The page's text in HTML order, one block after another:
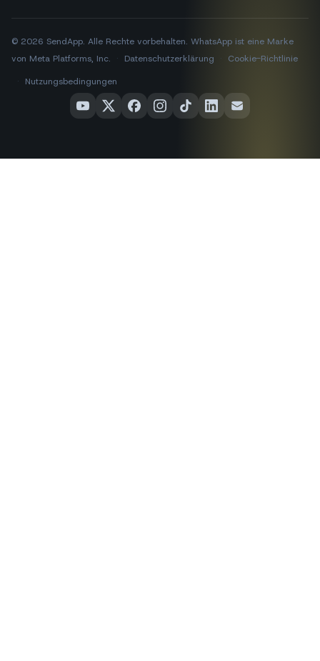
© 2026 SendApp. Alle Rechte vorbehalten. WhatsApp ist eine Marke
von Meta Platforms, Inc.
· Datenschutzerklärung ·
Cookie-Richtlinie
·
Nutzungsbedingungen